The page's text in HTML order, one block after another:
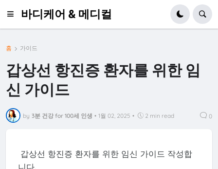
바디케어 & 메디컬
홈 가이드
갑상선 항진증 환자를 위한 임
신 가이드
by 3분 건강 for 100세 인생 • 1월 02, 2025 • 2 min read 0
갑상선 항진증 환자를 위한 임신 가이드 작성합
니다.